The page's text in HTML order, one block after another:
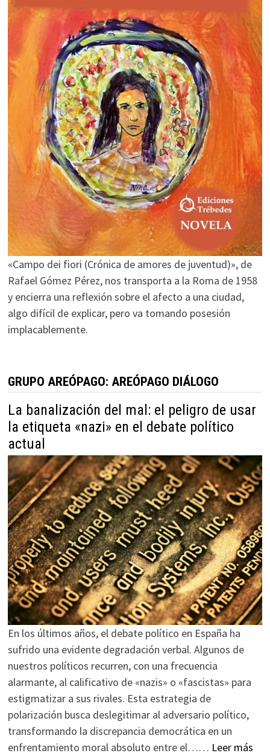
«Campo dei fiori (Crónica de amores de juventud)», de
Rafael Gómez Pérez, nos transporta a la Roma de 1958
y encierra una reflexión sobre el afecto a una ciudad,
algo difícil de explicar, pero va tomando posesión
implacablemente.
GRUPO AREÓPAGO: AREÓPAGO DIÁLOGO
La banalización del mal: el peligro de usar
la etiqueta «nazi» en el debate político
actual
En los últimos años, el debate político en España ha
sufrido una evidente degradación verbal. Algunos de
nuestros políticos recurren, con una frecuencia
alarmante, al calificativo de «nazis» o «fascistas» para
estigmatizar a sus rivales. Esta estrategia de
polarización busca deslegitimar al adversario político,
transformando la discrepancia democrática en un
enfrentamiento moral absoluto entre el…… Leer más